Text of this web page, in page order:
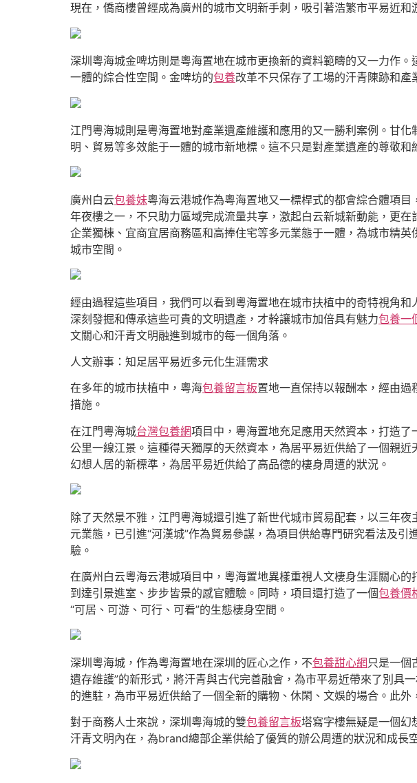
現在，僑商樓曾經成為廣州的城市文明新手刺，吸引著浩繁市平易近和
深圳粵海城金啤坊則是粵海置地在城市更換新的資料範疇的又一力作
一體的綜合性空間。金啤坊的包養改革不只保存了工場的汗青陳跡和
江門粵海城則是粵海置地對產業遺產維護和應用的又一勝利案例。甘
明、貿易等多效能于一體的城市新地標。這不只是對產業遺產的尊敬
廣州白云包養妹粵海云港城作為粵海置地又一標桿式的都會綜合體項
年夜樓之一，不只助力區域完成流量共享，激起白云新城新動能，更
企業獨棟、宜商宜居商務區和高捧住宅等多元業態于一體，為城市精
城市空間。
經由過程這些項目，我們可以看到粵海置地在城市扶植中的奇特視角和
深刻發掘和傳承這些可貴的文明遺產，才幹讓城市加倍具有魅力包養一
文關心和汗青文明融進到城市的每一個角落。
人文辦事：知足居平易近多元化生涯需求
在多年的城市扶植中，粵海包養留言板置地一直保持以報酬本，經由
措施。
在江門粵海城台灣包養網項目中，粵海置地充足應用天然資本，打造
公里一線江景。這種得天獨厚的天然資本，為居平易近供給了一個親
幻想人居的新標準，為居平易近供給了高品德的棲身周遭的狀況。
除了天然景不雅，江門粵海城還引進了新世代城市貿易配套，以三年
元業態，已引進“河漢城”作為貿易參謀，為項目供給專門研究看法及
驗。
在廣州白云粵海云港城項目中，粵海置地異樣重視人文棲身生涯關心
到達引景進室、步步皆景的感官體驗。同時，項目還打造了一個包養價
“可居、可游、可行、可看”的生態棲身空間。
深圳粵海城，作為粵海置地在深圳的匠心之作，不包養甜心網只是一個
遺存維護”的新形式，將汗青與古代完善融會，為市平易近帶來了別具
的進駐，為市平易近供給了一個全新的購物、休閑、文娛的場合。此
對于商務人士來說，深圳粵海城的雙包養留言板塔寫字樓無疑是一個幻
汗青文明內在，為brand總部企業供給了優質的辦公周遭的狀況和成長